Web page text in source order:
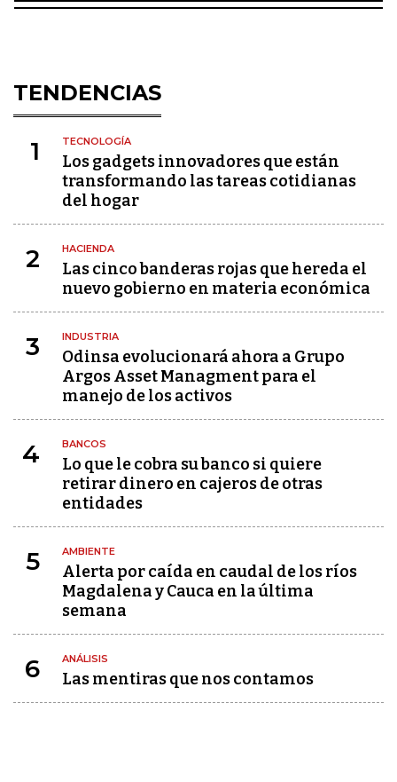
TENDENCIAS
1 TECNOLOGÍA
Los gadgets innovadores que están
transformando las tareas cotidianas
del hogar
2 HACIENDA
Las cinco banderas rojas que hereda el
nuevo gobierno en materia económica
3 INDUSTRIA
Odinsa evolucionará ahora a Grupo
Argos Asset Managment para el
manejo de los activos
4 BANCOS
Lo que le cobra su banco si quiere
retirar dinero en cajeros de otras
entidades
5 AMBIENTE
Alerta por caída en caudal de los ríos
Magdalena y Cauca en la última
semana
6 ANÁLISIS
Las mentiras que nos contamos